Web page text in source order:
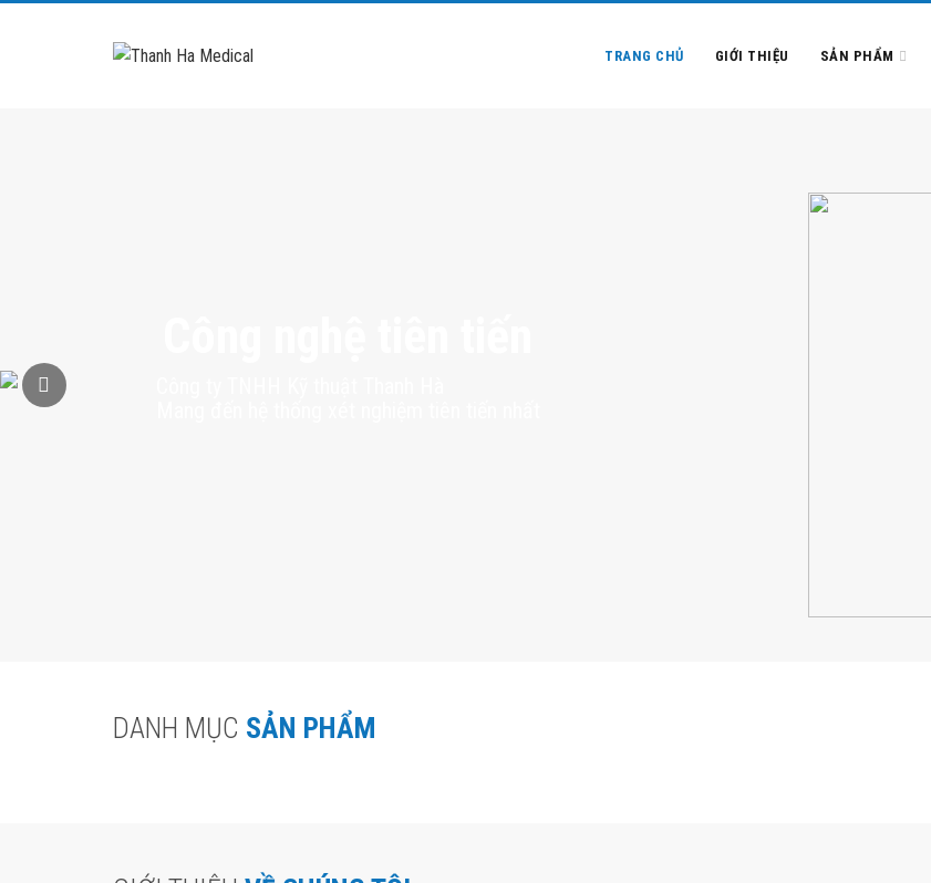
TRANG CHỦ GIỚI THIỆU SẢN PHẨM
DANH MỤC SẢN PHẨM